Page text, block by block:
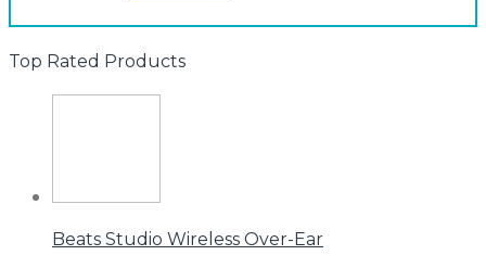
Top Rated Products
Beats Studio Wireless Over-Ear